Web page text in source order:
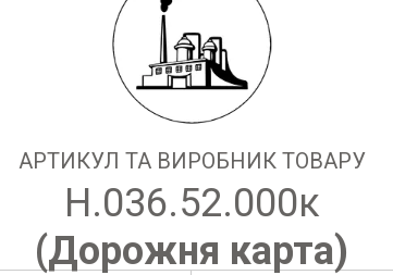
АРТИКУЛ ТА ВИРОБНИК ТОВАРУ
Н.036.52.000к
(Дорожня карта)